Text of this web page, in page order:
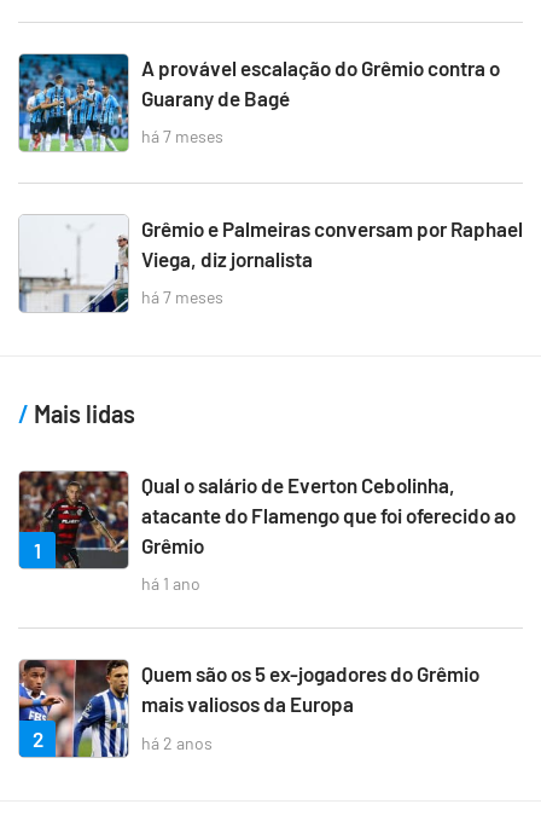
A provável escalação do Grêmio contra o
Guarany de Bagé
há 7 meses
Grêmio e Palmeiras conversam por Raphael
Viega, diz jornalista
há 7 meses
Mais lidas
1
Qual o salário de Everton Cebolinha,
atacante do Flamengo que foi oferecido ao
Grêmio
há 1 ano
2
Quem são os 5 ex-jogadores do Grêmio
mais valiosos da Europa
há 2 anos